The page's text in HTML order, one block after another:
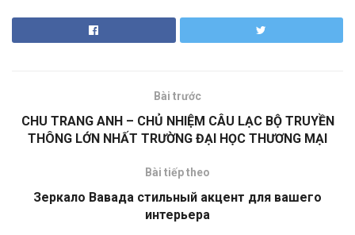
Bài trước
CHU TRANG ANH – CHỦ NHIỆM CÂU LẠC BỘ TRUYỀN
THÔNG LỚN NHẤT TRƯỜNG ĐẠI HỌC THƯƠNG MẠI
Bài tiếp theo
Зеркало Вавада стильный акцент для вашего
интерьера